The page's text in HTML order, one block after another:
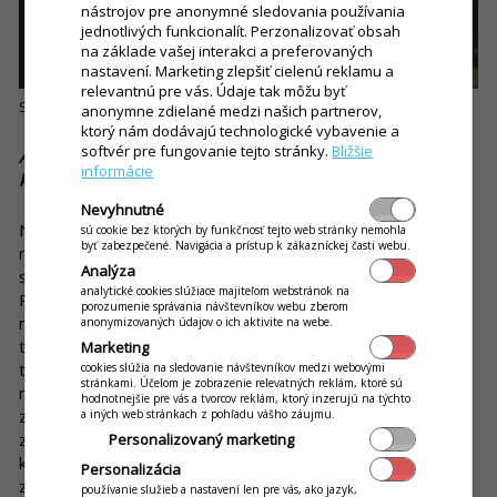
Samoobslužný kiosk v prevádzke Nivy. Zdroj: bombayexpress.sk
A ako vnímate s odstupom času finančnú návratnosť
kioskov?
Na začiatku bol môj výpočet jednoduchý. Zobral som si
mesačnú superhrubú mzdu jedného zamestnanca a prirovnal
som ju k nákladom, ktoré sme investovali do jedného kiosku.
Pozeral som sa na to tak, že do 3 – 4 mesiacov by mala byť
návratnosť reálna. Aktuálne si myslím, že v našom prípade by
to mohlo byť späť zhruba do pol roka. Ale nie je to ani tak o
tej návratnosti. Teraz to skôr vnímam z toho pohľadu, že to
nie je o peniazoch, ktoré by sa nám mali vrátiť, ale o pohodlí
zákazníka, ktorý môže obísť rad. Okrem toho niektorí
zákazníci môžu byť introvertnejší, preto radšej uprednostnia
kiosk. Nehovoriac o tom, že samoobslužné kiosky majú jednu
záhadnú vlastnosť – ľudia majú tendenciu prostredníctvom
nástrojov pre anonymné sledovania používania
jednotlivých funkcionalít. Perzonalizovať obsah
na základe vašej interakci a preferovaných
nastavení. Marketing zlepšiť cielenú reklamu a
relevantnú pre vás. Údaje tak môžu byť
anonymne zdielané medzi našich partnerov,
ktorý nám dodávajú technologické vybavenie a
softvér pre fungovanie tejto stránky.Bližšie
informácie
Nevyhnutné
sú cookie bez ktorých by funkčnosť tejto web stránky nemohla
byť zabezpečené. Navigácia a prístup k zákazníckej časti webu.
Analýza
analytické cookies slúžiace majiteľom webstránok na
porozumenie správania návštevníkov webu zberom
anonymizovaných údajov o ich aktivite na webe.
Marketing
cookies slúžia na sledovanie návštevníkov medzi webovými
stránkami. Účelom je zobrazenie relevatných reklám, ktoré sú
hodnotnejšie pre vás a tvorcov reklám, ktorý inzerujú na týchto
a iných web stránkach z pohľadu vášho záujmu.
Personalizovaný marketing
Personalizácia
používanie služieb a nastavení len pre vás, ako jazyk,